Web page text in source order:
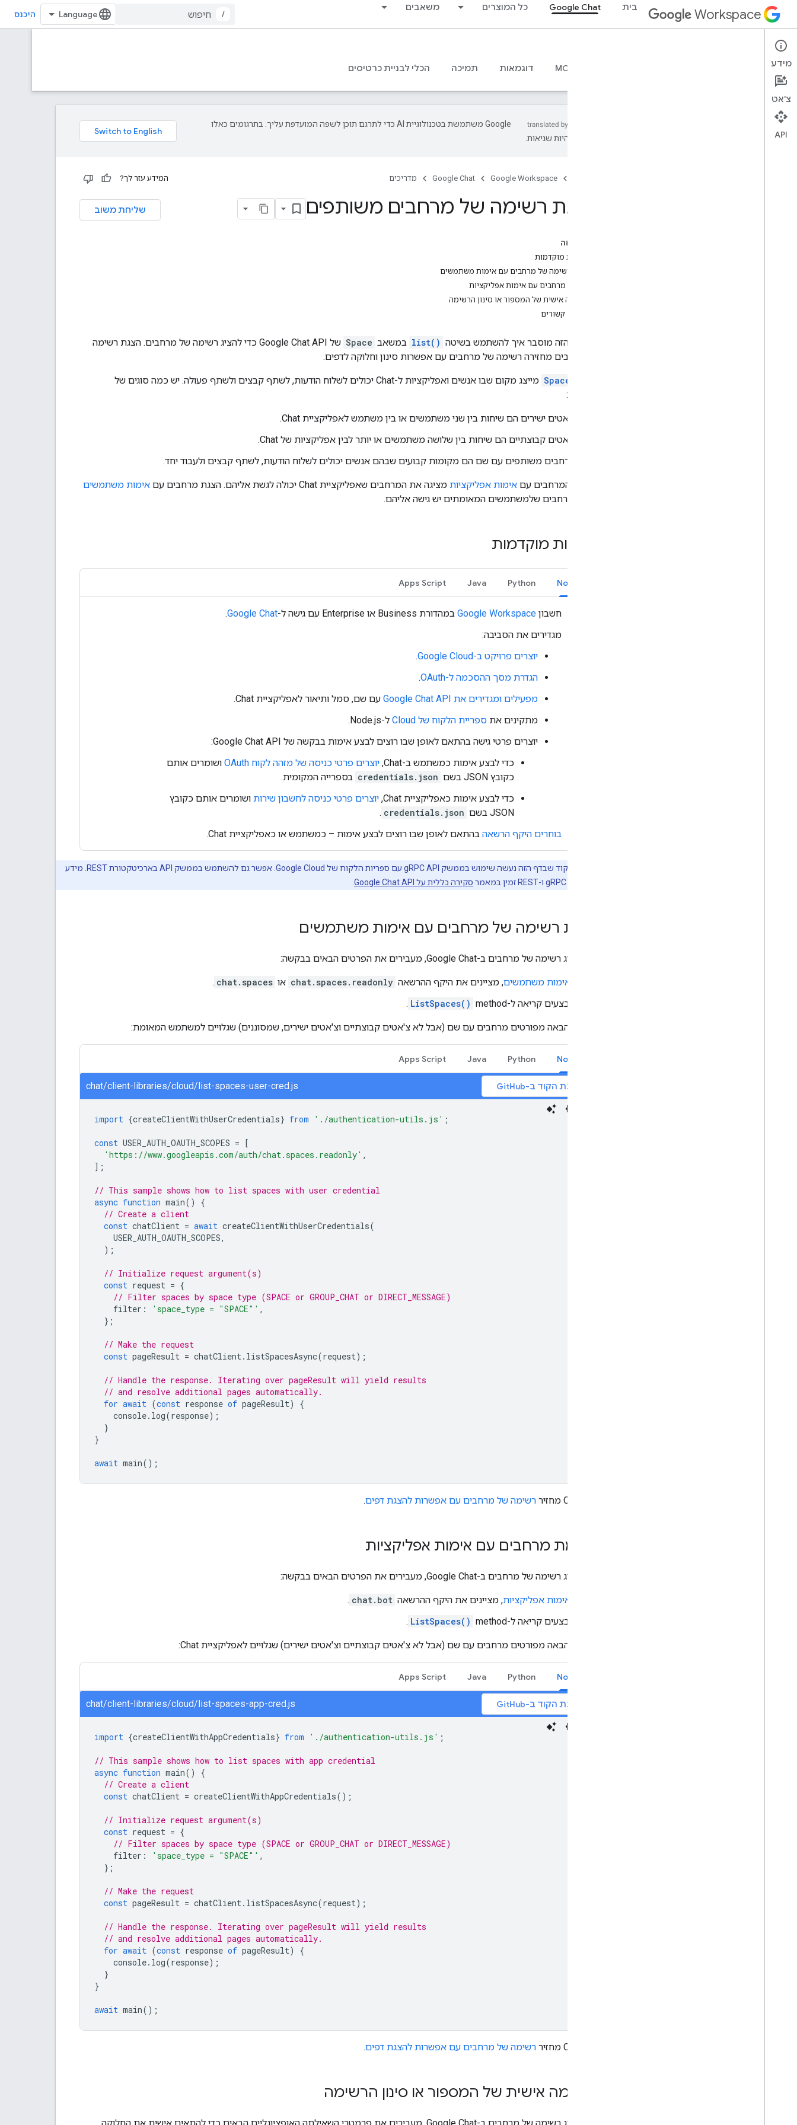
Workspace בית Google Chat כל המוצרים משאבים
/ היכנס
Google Chat
סקירה כללית דוגמאות תמיכה הכלי לבניית כרטיסים
‫Google משתמשת בטכנולוגיית AI כדי לתרגם תוכן לשפה המועדפת עליך. בתרגומים כאלו
עשויות להיות שגיאות.
Google Workspace
Google Chat מדריכים המידע עזר לך?
שליחת משוב הצגת רשימה של מרחבים משותפים
בדף הזה
דרישות מוקדמות
הצגת רשימה של מרחבים עם אימות משתמשים
רשימת מרחבים עם אימות אפליקציות
התאמה אישית של המספור או סינון הרשימה
נושאים קשורים
במדריך הזה מוסבר איך להשתמש בשיטה list() במשאב Space
של Google Chat API כדי להציג רשימה של מרחבים. הצגת רשימה
של מרחבים מחזירה רשימה של מרחבים עם אפשרות סינון וחלוקה לדפים.
Space
מייצג מקום שבו אנשים ואפליקציות ל-Chat יכולים לשלוח הודעות, לשתף קבצים ולשתף פעולה. יש כמה סוגים של
מרחבים:
צ'אטים ישירים הם שיחות בין שני משתמשים או בין משתמש לאפליקציית Chat.
צ'אטים קבוצתיים הם שיחות בין שלושה משתמשים או יותר לבין אפליקציות של Chat.
מרחבים משותפים עם שם הם מקומות קבועים שבהם אנשים יכולים לשלוח הודעות, לשתף קבצים ולעבוד יחד.
רשימת המרחבים עם אימות אפליקציות מציגה את המרחבים שאפליקציית Chat יכולה לגשת אליהם. הצגת מרחבים עם
אימות משתמשים
מציגה מרחבים שלמשתמשים המאומתים יש גישה אליהם.
דרישות מוקדמות
Node.js
Python
Java
Apps Script
חשבון Google Workspace במהדורת Business או Enterprise עם גישה ל- Google Chat
.
מגדירים את הסביבה:
יוצרים פרויקט ב-Google Cloud
.
הגדרת מסך ההסכמה ל-OAuth
.
מפעילים ומגדירים את Google Chat API
עם שם, סמל ותיאור לאפליקציית Chat.
מתקינים את ספריית הלקוח של Cloud
ל-Node.js.
יוצרים פרטי גישה בהתאם לאופן שבו רוצים לבצע אימות בבקשה של Google Chat API:
כדי לבצע אימות כמשתמש ב-Chat,
יוצרים פרטי כניסה של מזהה לקוח OAuth
ושומרים אותם
כקובץ JSON בשם
credentials.json בספרייה המקומית.
כדי לבצע אימות כאפליקציית Chat,
יוצרים פרטי כניסה לחשבון שירות ושומרים אותם כקובץ
JSON בשם
credentials.json
.
בוחרים היקף הרשאה בהתאם לאופן שבו רוצים לבצע אימות – כמשתמש או כאפליקציית Chat.
בדוגמאות הקוד שבדף הזה נעשה שימוש בממשק gRPC API עם ספריות הלקוח של Google Cloud. אפשר גם להשתמש בממשק API בארכיטקטורת REST. מידע
סקירה כללית על Google Chat API
הצגת רשימה של מרחבים עם אימות משתמשים
כדי להציג רשימה של מרחבים ב-Google Chat, מעבירים את הפרטים הבאים בבקשה:
אימות משתמשים, מציינים את היקף ההרשאה chat.spaces.readonly או chat.spaces
.
מבצעים קריאה ל-method‏
ListSpaces()
.
בדוגמה הבאה מפורטים מרחבים עם שם (אבל לא צ'אטים קבוצתיים וצ'אטים ישירים, שמסוננים) שגלויים למשתמש המאומת:
Node.js
Python
Java
Apps Script
chat/client-libraries/cloud/list-spaces-user-cred.js הצגת הקוד ב-GitHub
import {createClientWithUserCredentials} from './authentication-utils.js' ;
const USER_AUTH_OAUTH_SCOPES = [
'https://www.googleapis.com/auth/chat.spaces.readonly' ,
];
// This sample shows how to list spaces with user credential
async function main()
{
// Create a client
const chatClient = await createClientWithUserCredentials(
USER_AUTH_OAUTH_SCOPES,
);
// Initialize request argument(s)
const request = {
// Filter spaces by space type (SPACE or GROUP_CHAT or DIRECT_MESSAGE)
filter : 'space_type = "SPACE"' ,
};
// Make the request
const pageResult = chatClient. listSpacesAsync(request);
// Handle the response. Iterating over pageResult will yield results
// and resolve additional pages automatically.
for await (const response of pageResult)
{
console. log(response);
}
}
await main();
‫Chat API מחזיר רשימה של מרחבים עם אפשרות להצגת דפים.
רשימת מרחבים עם אימות אפליקציות
כדי להציג רשימה של מרחבים ב-Google Chat, מעבירים את הפרטים הבאים בבקשה:
אימות אפליקציות, מציינים את היקף ההרשאה chat.bot
.
מבצעים קריאה ל-method‏
ListSpaces()
.
בדוגמה הבאה מפורטים מרחבים עם שם (אבל לא צ'אטים קבוצתיים וצ'אטים ישירים) שגלויים לאפליקציית Chat:
Node.js
Python
Java
Apps Script
chat/client-libraries/cloud/list-spaces-app-cred.js הצגת הקוד ב-GitHub
import {createClientWithAppCredentials} from './authentication-utils.js' ;
// This sample shows how to list spaces with app credential
async function main()
{
// Create a client
const chatClient = createClientWithAppCredentials();
// Initialize request argument(s)
const request = {
// Filter spaces by space type (SPACE or GROUP_CHAT or DIRECT_MESSAGE)
filter : 'space_type = "SPACE"' ,
};
// Make the request
const pageResult = chatClient. listSpacesAsync(request);
// Handle the response. Iterating over pageResult will yield results
// and resolve additional pages automatically.
for await (const response of pageResult)
{
console. log(response);
}
}
await main();
‫Chat API מחזיר רשימה של מרחבים עם אפשרות להצגת דפים.
התאמה אישית של המספור או סינון הרשימה
מידע
צ'אט
API